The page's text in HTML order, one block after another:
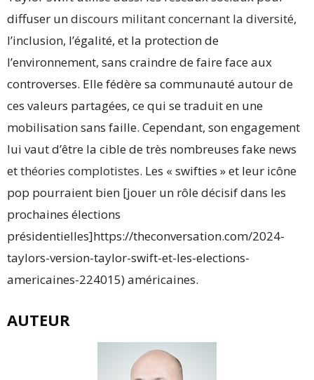
diffuser undiscours militant concernant la diversité,
l’inclusion, l’égalité, et la protection de
l’environnement, sans craindre de faire face aux
controverses. Elle fédère sa communauté autour de
ces valeurs partagées, ce qui se traduit en une
mobilisation sans faille. Cependant, son engagement
lui vaut d’être la cible de très nombreuses fake news
etthéories complotistes. Les « swifties » et leur icône
pop pourraient bien [jouer un rôle décisif dans les
prochaines élections
présidentielles]https://theconversation.com/2024-
taylors-version-taylor-swift-et-les-elections-
americaines-224015) américaines.
AUTEUR